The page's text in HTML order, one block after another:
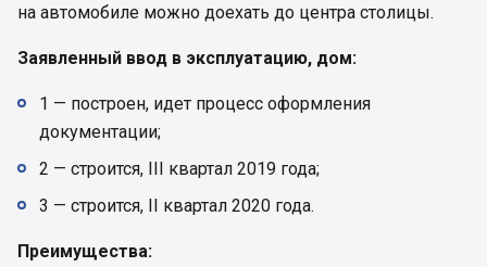
на автомобиле можно доехать до центра столицы.
Заявленный ввод в эксплуатацию, дом:
1 — построен, идет процесс оформления
документации;
2 — строится, III квартал 2019 года;
3 — строится, II квартал 2020 года.
Преимущества: